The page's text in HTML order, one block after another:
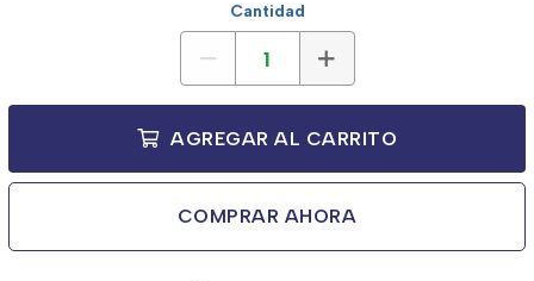
Cantidad
AGREGAR AL CARRITO
COMPRAR AHORA